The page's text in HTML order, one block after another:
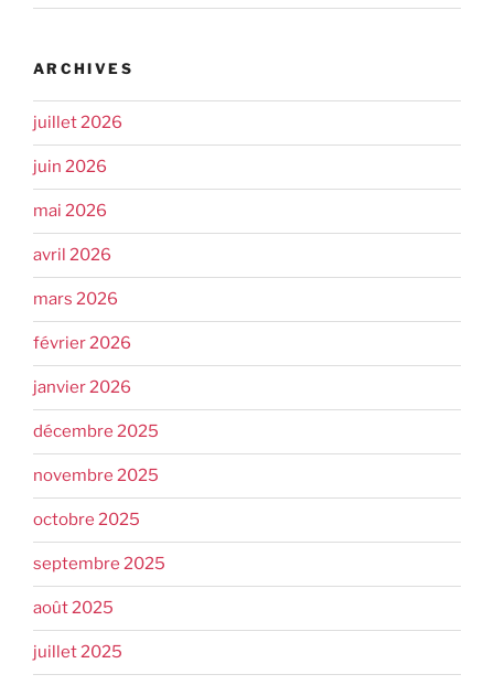
ARCHIVES
juillet 2026
juin 2026
mai 2026
avril 2026
mars 2026
février 2026
janvier 2026
décembre 2025
novembre 2025
octobre 2025
septembre 2025
août 2025
juillet 2025